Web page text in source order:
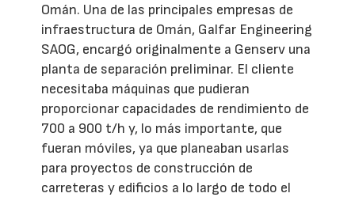
Omán. Una de las principales empresas de
infraestructura de Omán, Galfar Engineering
SAOG, encargó originalmente a Genserv una
planta de separación preliminar. El cliente
necesitaba máquinas que pudieran
proporcionar capacidades de rendimiento de
700 a 900 t/h y, lo más importante, que
fueran móviles, ya que planeaban usarlas
para proyectos de construcción de
carreteras y edificios a lo largo de todo el